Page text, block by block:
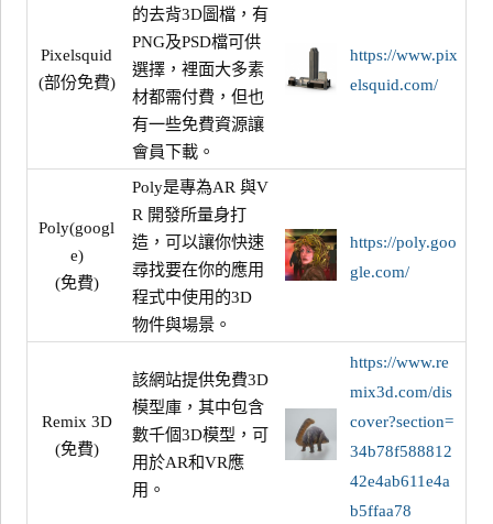
Pixelsquid
(部份免費)
的去背3D圖檔，有
PNG及PSD檔可供
選擇，裡面大多素
材都需付費，但也
有一些免費資源讓
會員下載。
https://www.pix
elsquid.com/
Poly(googl
e)
(免費)
Poly是專為AR 與V
R 開發所量身打
造，可以讓你快速
尋找要在你的應用
程式中使用的3D
物件與場景。
https://poly.goo
gle.com/
Remix 3D
(免費)
該網站提供免費3D
模型庫，其中包含
數千個3D模型，可
用於AR和VR應
用。
https://www.re
mix3d.com/dis
cover?section=
34b78f588812
42e4ab611e4a
b5ffaa78